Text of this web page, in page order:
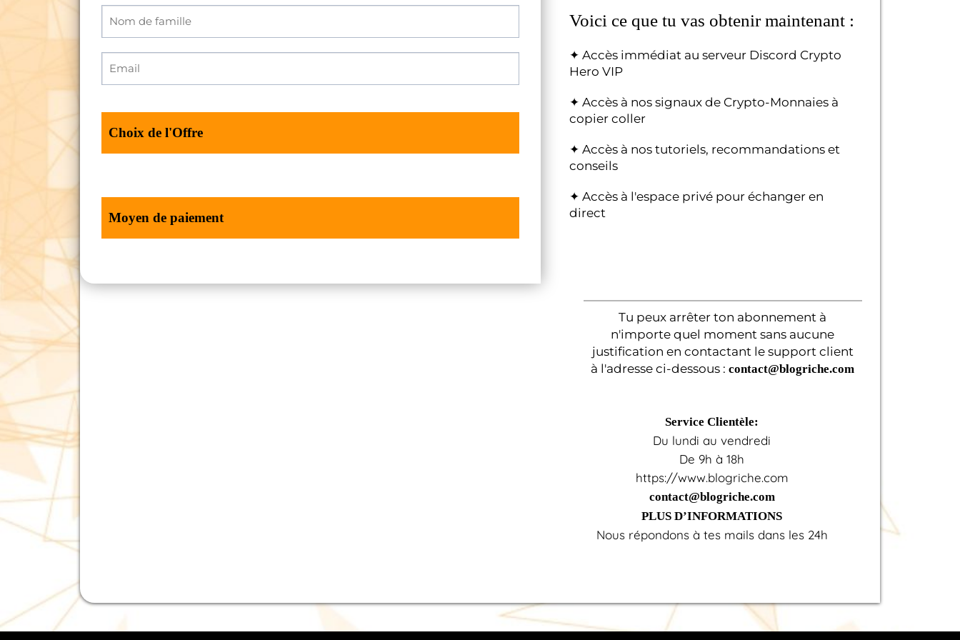
Choix de l'Offre
Moyen de paiement
Voici ce que tu vas obtenir maintenant :
✦ Accès immédiat au serveur Discord Crypto
Hero VIP
✦ Accès à nos signaux de Crypto-Monnaies à
copier coller
✦ Accès à nos tutoriels, recommandations et
conseils
✦ Accès à l'espace privé pour échanger en
direct
Tu peux arrêter ton abonnement à
n'importe quel moment sans aucune
justification en contactant le support client
à l'adresse ci-dessous :contact@blogriche.com
Service Clientèle:
Du lundi au vendredi
De 9h à 18h
https://www.blogriche.com
contact@blogriche.com
PLUS D’INFORMATIONS
Nous répondons à tes mails dans les 24h